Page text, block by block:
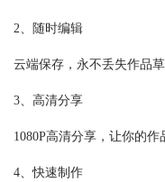
2、随时编辑
云端保存，永不丢失作品草
3、高清分享
1080P高清分享，让你的作
4、快速制作